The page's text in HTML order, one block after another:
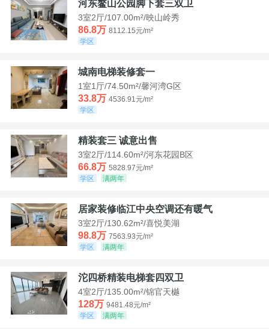
河东鳌山公园脚下套三双卫
3室2厅/107.00m²/映山岭秀
86.8万 8112.15元/m²
学区
城南电梯装修套一
1室1厅/74.50m²/馨河湾G区
33.8万 4536.91元/m²
学区
精装套三 诚意出售
3室2厅/114.60m²/河东花园B区
66.8万 5828.97元/m²
学区
满两年
居家装修临江中央空调还有暖气
3室2厅/130.62m²/喜悦美湖
98.8万 7563.93元/m²
学区
满两年
沱四桥精装电梯套四双卫
4室2厅/135.00m²/锦官天樾
128万 9481.48元/m²
学区
满两年